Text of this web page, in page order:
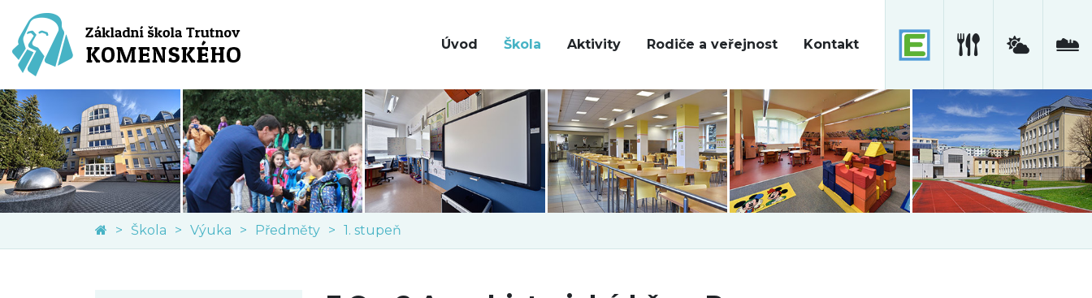
Úvod Škola Aktivity Rodiče a veřejnost Kontakt
Škola Výuka Předměty 1. stupeň